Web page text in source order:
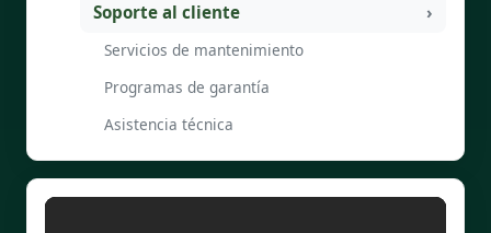
Soporte al cliente
Servicios de mantenimiento
Programas de garantía
Asistencia técnica